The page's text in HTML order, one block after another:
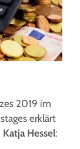
2019 im
erklärt
Katja Hessel: